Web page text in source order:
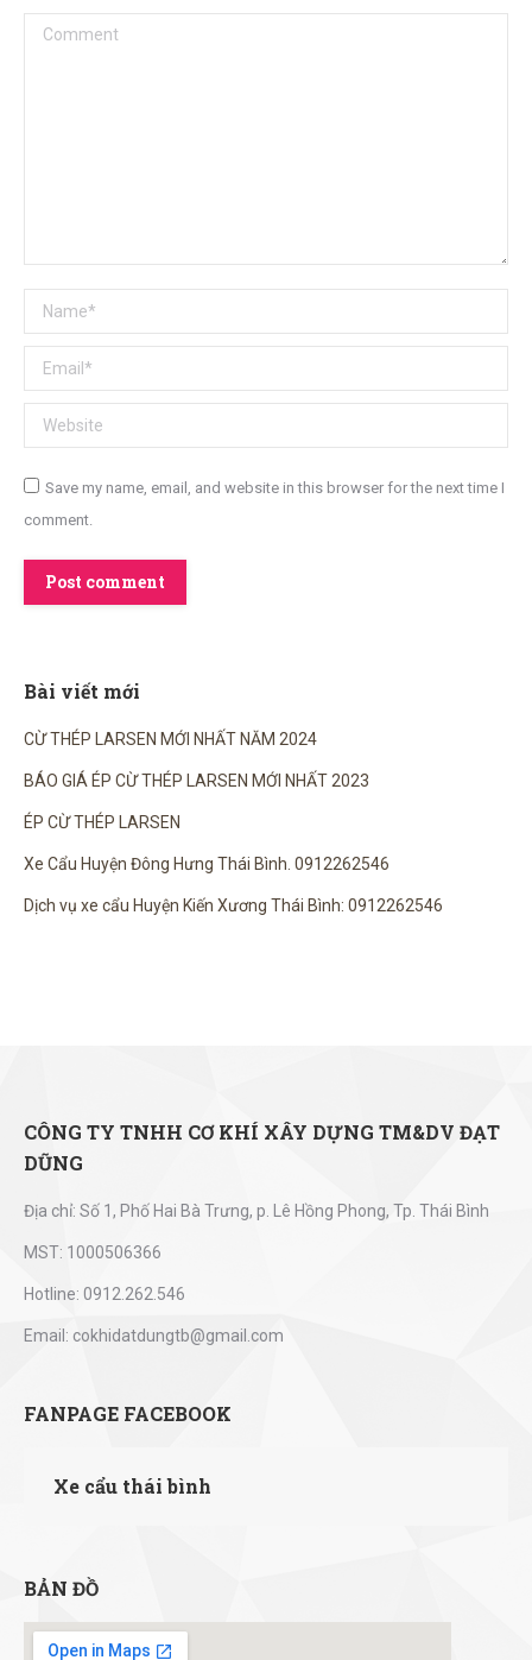
Comment
Name *
Email *
Website
Save my name, email, and website in this browser for the next time I
comment.
Post comment
Bài viết mới
CỪ THÉP LARSEN MỚI NHẤT NĂM 2024
BÁO GIÁ ÉP CỪ THÉP LARSEN MỚI NHẤT 2023
ÉP CỪ THÉP LARSEN
Xe Cẩu Huyện Đông Hưng Thái Bình. 0912262546
Dịch vụ xe cẩu Huyện Kiến Xương Thái Bình: 0912262546
CÔNG TY TNHH CƠ KHÍ XÂY DỰNG TM&DV ĐẠT
DŨNG
Địa chỉ: Số 1, Phố Hai Bà Trưng, p. Lê Hồng Phong, Tp. Thái Bình
MST: 1000506366
Hotline: 0912.262.546
Email: cokhidatdungtb@gmail.com
FANPAGE FACEBOOK
Xe cẩu thái bình
BẢN ĐỒ